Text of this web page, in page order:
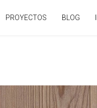
PROYECTOS BLOG